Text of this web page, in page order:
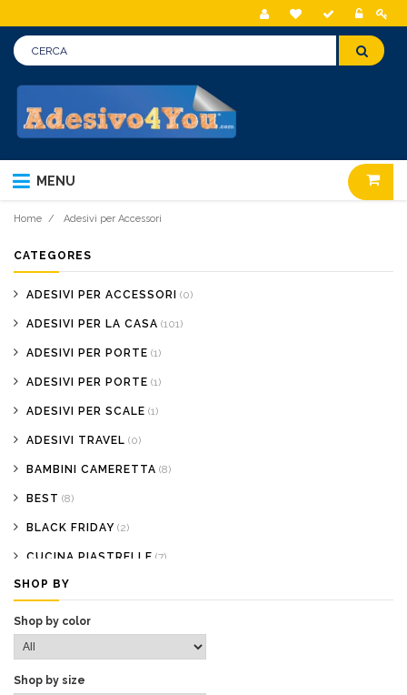
MENU
Home / Adesivi per Accessori
CATEGORES
ADESIVI PER ACCESSORI (0)
ADESIVI PER LA CASA (101)
ADESIVI PER PORTE (1)
ADESIVI PER PORTE (1)
ADESIVI PER SCALE (1)
ADESIVI TRAVEL (0)
BAMBINI CAMERETTA (8)
BEST (8)
BLACK FRIDAY (2)
CUCINA PIASTRELLE (7)
DECORAZIONI PER
FONDALI PER VETRINE
HOME PAGE
I PIÙ VENDUTI
SHOP BY
Shop by color
Shop by size